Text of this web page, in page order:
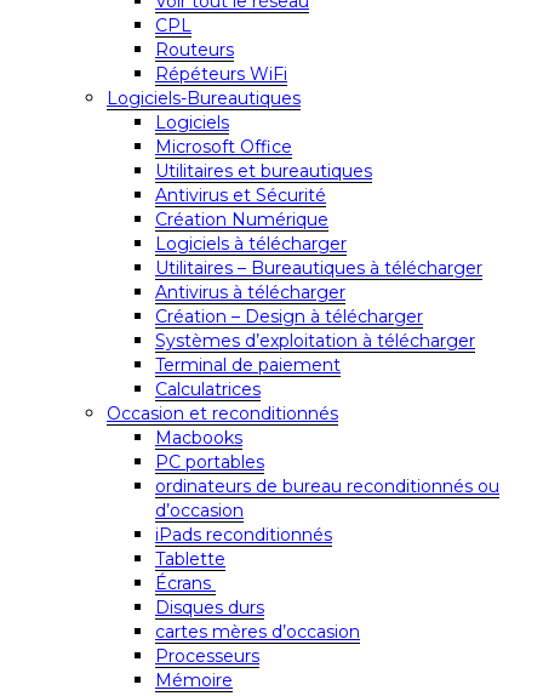
CPL
Routeurs
Répéteurs WiFi
Logiciels-Bureautiques
Logiciels
Microsoft Office
Utilitaires et bureautiques
Antivirus et Sécurité
Création Numérique
Logiciels à télécharger
Utilitaires – Bureautiques à télécharger
Antivirus à télécharger
Création – Design à télécharger
Systèmes d’exploitation à télécharger
Terminal de paiement
Calculatrices
Occasion et reconditionnés
Macbooks
PC portables
ordinateurs de bureau reconditionnés ou
d’occasion
iPads reconditionnés
Tablette
Écrans
Disques durs
cartes mères d’occasion
Processeurs
Mémoire